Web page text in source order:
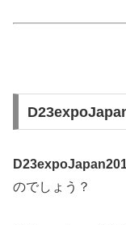
のでしょう？